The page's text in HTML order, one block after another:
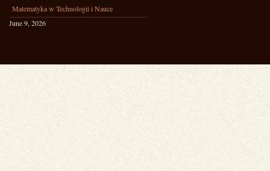
Matematyka w Technologii i Nauce
June 9, 2026